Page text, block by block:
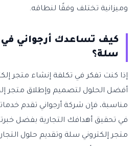
وميزانية تختلف وفقًا لنطاقه.
كيف تساعدك أرجواني
سلة؟
إذا كنت تفكر في تكلفة إنشاء متجر
أفضل الحلول لتصميم وإطلاق متجر
مناسبة، فإن شركة أرجواني تقدم
في تحقيق أهدافك التجارية بفضل
متجر إلكتروني سلة وتقديم حلول